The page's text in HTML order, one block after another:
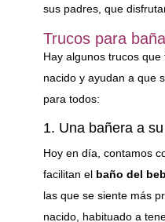
sus padres, que
Trucos para
Hay algunos trucos
nacido y ayudan a que
para todos:
1. Una bañera a
Hoy en día, contamos
facilitan el baño del
las que se siente más
nacido, habituado a